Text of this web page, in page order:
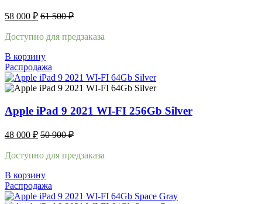
58 000 ₽ 61 500₽
Доступно для предзаказа
В корзину
Распродажа
Apple iPad 9 2021 WI-FI 256Gb Silver
48 000 ₽ 50 900₽
Доступно для предзаказа
В корзину
Распродажа